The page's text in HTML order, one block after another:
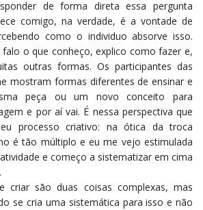
de forma direta essa pergunta
comigo, na verdade, é a vontade de
como o individuo absorve isso.
o que conheço, explico como fazer e,
outras formas. Os participantes das
mostram formas diferentes de ensinar e
peça ou um novo conceito para
e por aí vai. É nessa perspectiva que
processo criativo: na ótica da troca
é tão múltiplo e eu me vejo estimulada
e começo a sistematizar em cima
criar são duas coisas complexas, mas
se cria uma sistemática para isso e não